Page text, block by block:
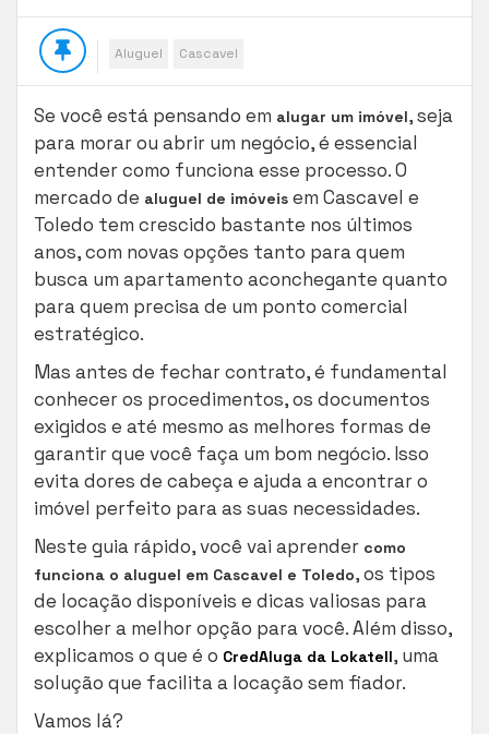
Aluguel Cascavel
Se você está pensando em alugar um imóvel, seja
para morar ou abrir um negócio, é essencial
entender como funciona esse processo. O
mercado de aluguel de imóveis em Cascavel e
Toledo tem crescido bastante nos últimos
anos, com novas opções tanto para quem
busca um apartamento aconchegante quanto
para quem precisa de um ponto comercial
estratégico.
Mas antes de fechar contrato, é fundamental
conhecer os procedimentos, os documentos
exigidos e até mesmo as melhores formas de
garantir que você faça um bom negócio. Isso
evita dores de cabeça e ajuda a encontrar o
imóvel perfeito para as suas necessidades.
Neste guia rápido, você vai aprender como
funciona o aluguel em Cascavel e Toledo, os tipos
de locação disponíveis e dicas valiosas para
escolher a melhor opção para você. Além disso,
explicamos o que é o CredAluga da Lokatell, uma
solução que facilita a locação sem fiador.
Vamos lá?